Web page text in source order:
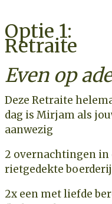
Optie 1:
Retraite
Even op
Deze Retraite
dag is Mirjam als
aanwezig
2 overnachtingen in
rietgedekte boerderij
2x een met liefde